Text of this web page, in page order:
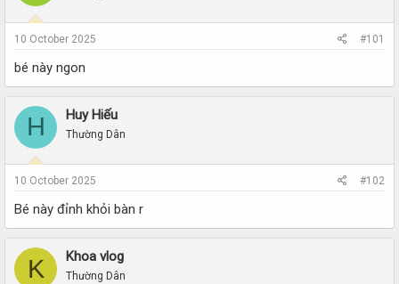
t
e
10 October 2025 #101
bé này ngon
H Huy Hiếu
Thường Dân
10 October 2025 #102
Bé này đỉnh khỏi bàn r
K Khoa vlog
Thường Dân